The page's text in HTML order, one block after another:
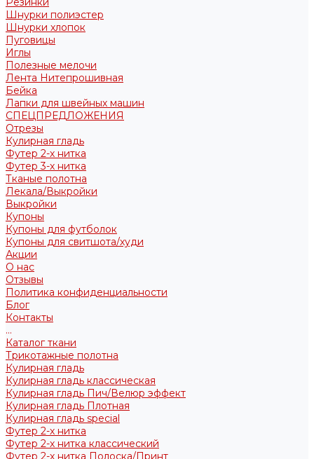
Шнурки полиэстер
Шнурки хлопок
Пуговицы
Иглы
Полезные мелочи
Лента Нитепрошивная
Бейка
Лапки для швейных машин
СПЕЦПРЕДЛОЖЕНИЯ
Отрезы
Кулирная гладь
Футер 2-х нитка
Футер 3-х нитка
Тканые полотна
Лекала/Выкройки
Выкройки
Купоны
Купоны для футболок
Купоны для свитшота/худи
Акции
О нас
Отзывы
Политика конфиденциальности
Блог
Контакты
...
Каталог ткани
Трикотажные полотна
Кулирная гладь
Кулирная гладь классическая
Кулирная гладь Пич/Велюр эффект
Кулирная гладь Плотная
Кулирная гладь special
Футер 2-х нитка
Футер 2-х нитка классический
Футер 2-х нитка Полоска/Принт